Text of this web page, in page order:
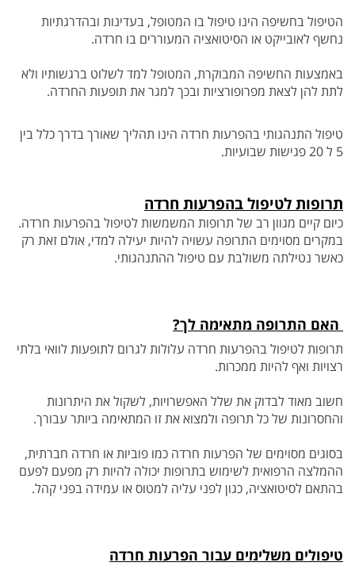
הטיפולבחשיפה הינו טיפול בו המטופל, בעדינות ובהדרגתיות
נחשף לאובייקט או הסיטואציה המעוררים בו חרדה.
באמצעות החשיפה המבוקרת, המטופל למד לשלוט ברגשותיו ולא
לתת להן לצאת מפרופורציות ובכך למגר את תופעות החרדה.
טיפול התנהגותי בהפרעות חרדה הינו תהליך שאורך בדרך כלל בין
5 ל 20 פגישות שבועיות.
תרופות לטיפול בהפרעות חרדה
כיום קיים מגוון רב של תרופות המשמשות לטיפול בהפרעות חרדה.
במקרים מסוימים התרופה עשויה להיות יעילה למדי, אולם זאת רק
כאשר נטילתה משולבת עם טיפול ההתנהגותי.
האם התרופה מתאימה לך?
תרופות לטיפול בהפרעות חרדה עלולות לגרום לתופעות לוואי בלתי
רצויות ואף להיות ממכרות.
חשוב מאוד לבדוק את שלל האפשרויות, לשקול את היתרונות
והחסרונות של כל תרופה ולמצוא את זו המתאימה ביותר עבורך.
בסוגים מסוימים של הפרעות חרדה כמו פוביות או חרדה חברתית,
ההמלצה הרפואית לשימוש בתרופות יכולה להיות רק מפעם לפעם
בהתאם לסיטואציה, כגון לפני עליה למטוס או עמידה בפני קהל.
טיפולים משלימים עבור הפרעות חרדה